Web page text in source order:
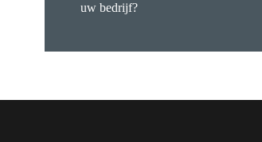
uw bedrijf?